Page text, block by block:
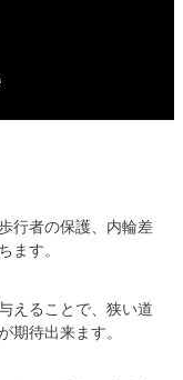
行者の保護、内輪差
ます。
えることで、狭い道
期待出来ます。